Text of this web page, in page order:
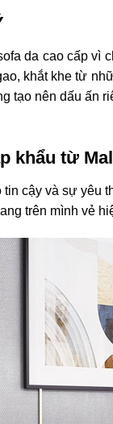
da cao cấp
khắt khe từ
tạo nên dấu ấn
khẩu từ
cậy và sự
trên mình vẻ